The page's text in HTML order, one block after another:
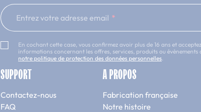
Entrez votre adresse email
En cochant cette case, vous confirmez avoir plus de 16 ans et
informations concernant les offres, services, produits ou évènements
notre politique de protection des données personnelles
SUPPORT
Contactez-nous
FAQ
A PROPOS
Fabrication française
Notre histoire